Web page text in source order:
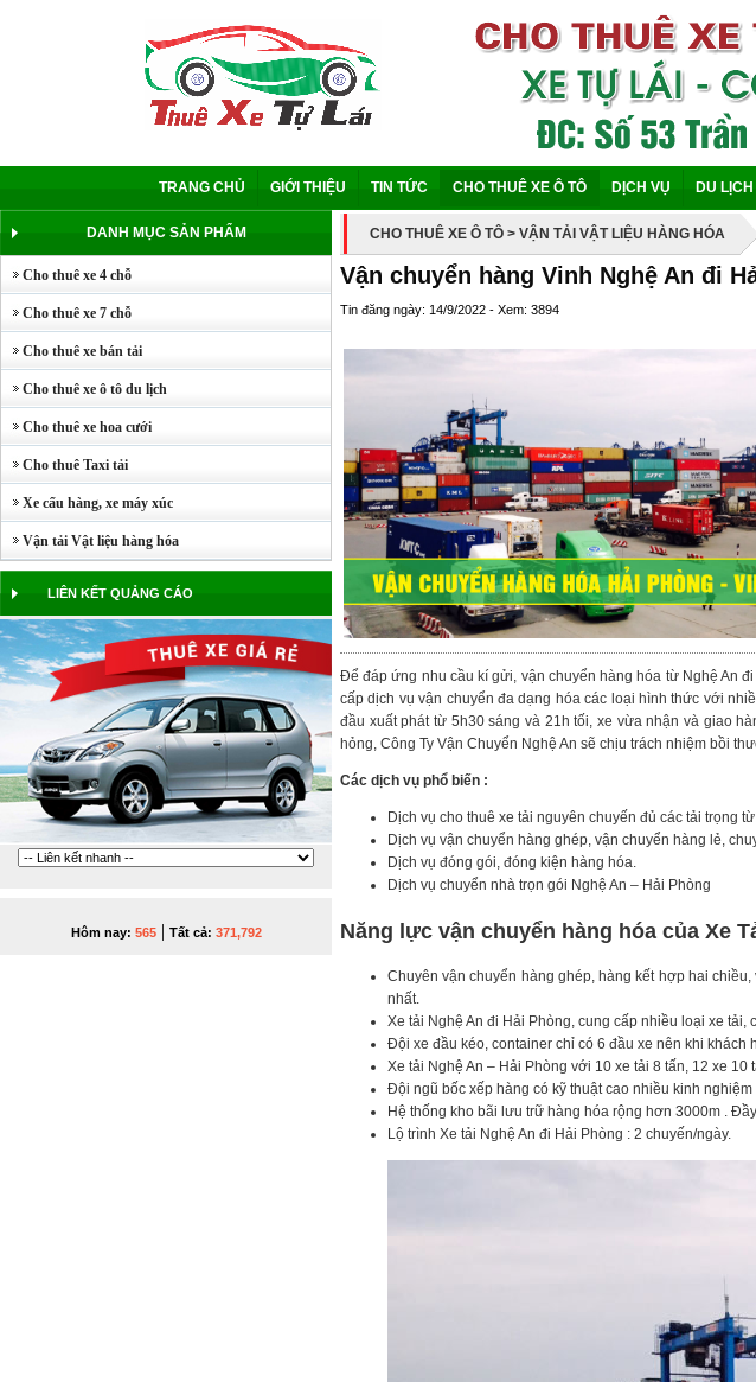
TRANG CHỦ GIỚI THIỆU TIN TỨC CHO THUÊ XE Ô TÔ DỊCH VỤ DU
DANH MỤC SẢN PHẨM
Cho thuê xe 4 chỗ
Cho thuê xe 7 chỗ
Cho thuê xe bán tải
Cho thuê xe ô tô du lịch
Cho thuê xe hoa cưới
Cho thuê Taxi tải
Xe cẩu hàng, xe máy xúc
Vận tải Vật liệu hàng hóa
LIÊN KẾT QUẢNG CÁO
Hôm nay: 565| Tất cả: 371,792
CHO THUÊ XE Ô TÔ > VẬN TẢI VẬT LIỆU HÀNG HÓA
Vận chuyển hàng Vinh Nghệ An đi
Tin đăng ngày: 14/9/2022 - Xem: 3894
Để đáp ứng nhu cầu kí gửi, vận chuyển hàng hóa từ Nghệ An
cấp dịch vụ vận chuyển đa dạng hóa các loại hình thức với
đầu xuất phát từ 5h30 sáng và 21h tối, xe vừa nhận và giao
hỏng, Công Ty Vận Chuyển Nghệ An sẽ chịu trách nhiệm bồi
Các dịch vụ phổ biến :
Dịch vụ cho thuê xe tải nguyên chuyến đủ các tải trọng
Dịch vụ vận chuyển hàng ghép, vận chuyển hàng lẻ,
Dịch vụ đóng gói, đóng kiện hàng hóa.
Dịch vụ chuyển nhà trọn gói Nghệ An – Hải Phòng
Năng lực vận chuyển hàng hóa của Xe
Chuyên vận chuyển hàng ghép, hàng kết hợp hai
nhất.
Xe tải Nghệ An đi Hải Phòng, cung cấp nhiều loại xe
Đội xe đầu kéo, container chỉ có 6 đầu xe nên khi
Xe tải Nghệ An – Hải Phòng với 10 xe tải 8 tấn, 12 xe
Đội ngũ bốc xếp hàng có kỹ thuật cao nhiều kinh
Hệ thống kho bãi lưu trữ hàng hóa rộng hơn 3000m .
Lộ trình Xe tải Nghệ An đi Hải Phòng : 2 chuyến/ngày.